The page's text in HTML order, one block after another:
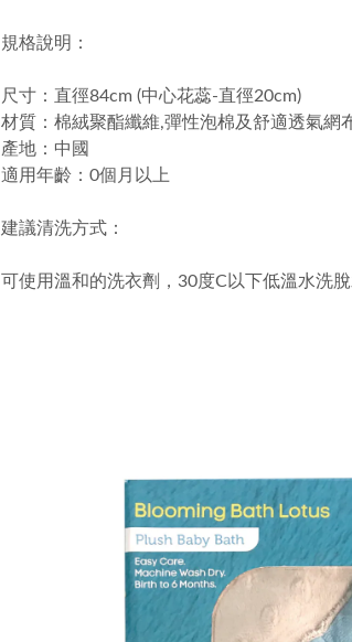
規格說明：
尺寸：直徑84cm (中心花蕊-直徑20cm)
材質：棉絨聚酯纖維,彈性泡棉及舒適透氣網
產地：中國
適用年齡：0個月以上
建議清洗方式：
可使用溫和的洗衣劑，30度C以下低溫水洗